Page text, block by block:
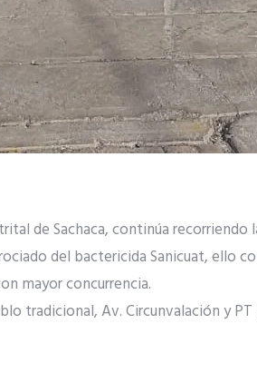
de Sachaca, continúa
del bactericida Sanicuat, ello
mayor concurrencia.
tradicional, Av. Circunvalación y PT